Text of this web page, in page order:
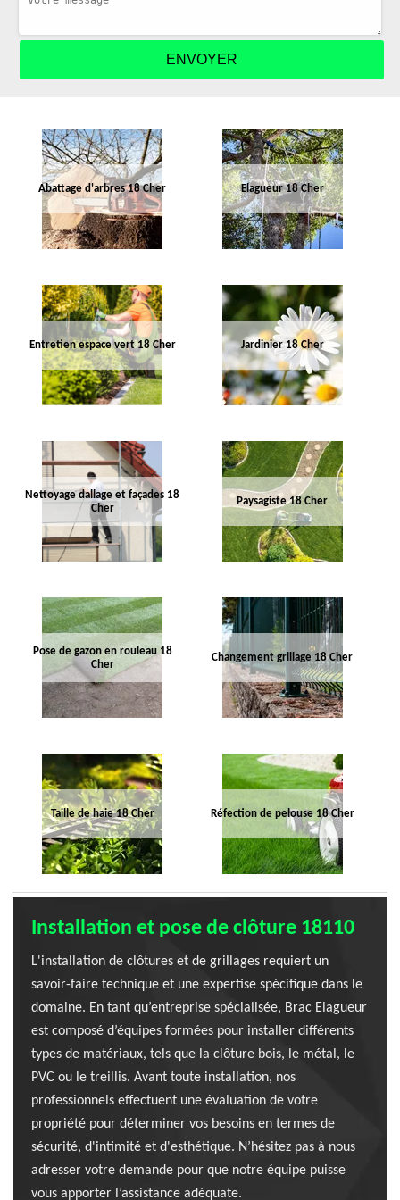
Abattage d'arbres 18 Cher Elagueur 18 Cher
Entretien espace vert 18 Cher Jardinier 18 Cher
Nettoyage dallage et façades 18
Cher
Paysagiste 18 Cher
Pose de gazon en rouleau 18
Cher
Changement grillage 18 Cher
Taille de haie 18 Cher Réfection de pelouse 18 Cher
Installation et pose de clôture 18110
L'installation de clôtures et de grillages requiert un
savoir-faire technique et une expertise spécifique dans le
domaine. En tant qu’entreprise spécialisée, Brac Elagueur
est composé d’équipes formées pour installer différents
types de matériaux, tels que la clôture bois, le métal, le
PVC ou le treillis. Avant toute installation, nos
professionnels effectuent une évaluation de votre
propriété pour déterminer vos besoins en termes de
sécurité, d'intimité et d'esthétique. N’hésitez pas à nous
adresser votre demande pour que notre équipe puisse
vous apporter l’assistance adéquate.